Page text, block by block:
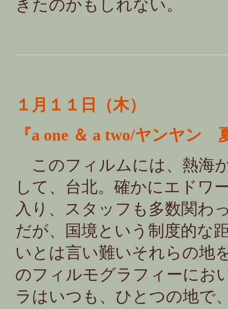
きたのかもしれない。
１月１１日（木）
『a one ＆ a two/ヤンヤン
このフィルムには、熱海
して、台北。確かにエドワ
入り、スタッフも多数関わ
だが、国境という制度的な
いとは言い難いそれらの地
のフィルモグラフィーにお
ラはいつも、ひとつの地で